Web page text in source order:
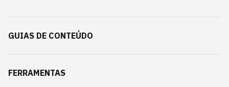
GUIAS DE CONTEÚDO
FERRAMENTAS